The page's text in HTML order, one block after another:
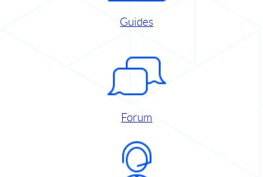
Guides
Forum